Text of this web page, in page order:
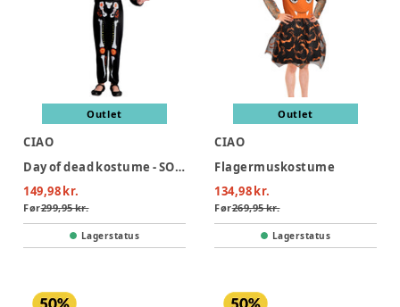
Outlet
CIAO
Day of dead kostume - SORT
149,98 kr.
Før299,95 kr.
Lagerstatus
Outlet
CIAO
Flagermuskostume
134,98 kr.
Før269,95 kr.
Lagerstatus